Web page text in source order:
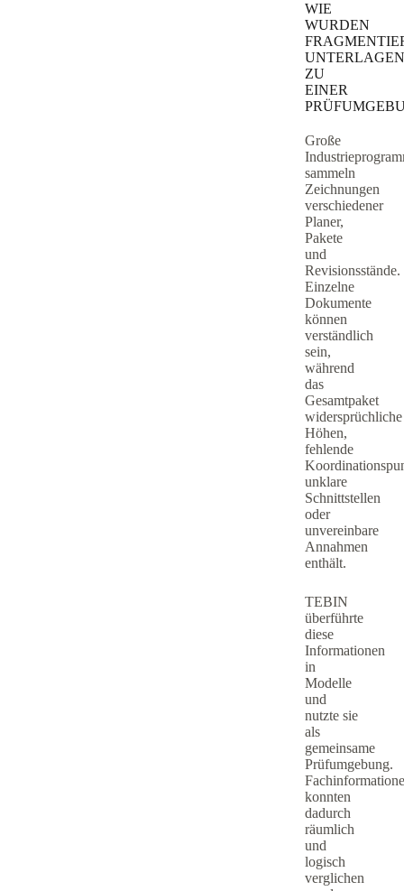
WIE
WURDEN
UNTERLAGEN
ZU
EINER
Große
sammeln
Zeichnungen
verschiedener
Planer,
Pakete
und
Revisionsstände.
Einzelne
Dokumente
können
verständlich
sein,
während
das
Gesamtpaket
widersprüchliche
Höhen,
fehlende
unklare
Schnittstellen
oder
unvereinbare
Annahmen
enthält.
TEBIN
überführte
diese
Informationen
in
Modelle
und
nutzte sie
als
gemeinsame
Prüfumgebung.
konnten
dadurch
räumlich
und
logisch
verglichen